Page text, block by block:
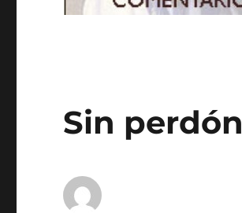
Sin perdón